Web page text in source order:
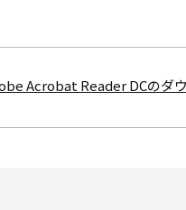
Acrobat Reader DCのダ